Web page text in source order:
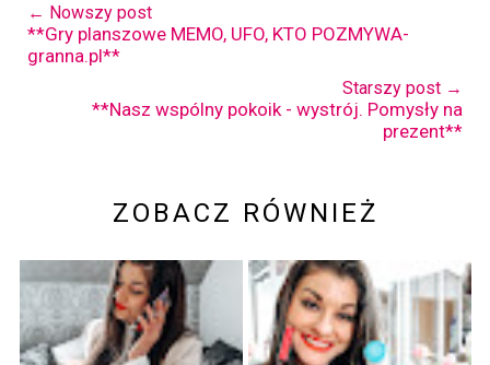
← Nowszy post
**Gry planszowe MEMO, UFO, KTO POZMYWA-
granna.pl**
Starszy post →
**Nasz wspólny pokoik - wystrój. Pomysły na
prezent**
ZOBACZ RÓWNIEŻ